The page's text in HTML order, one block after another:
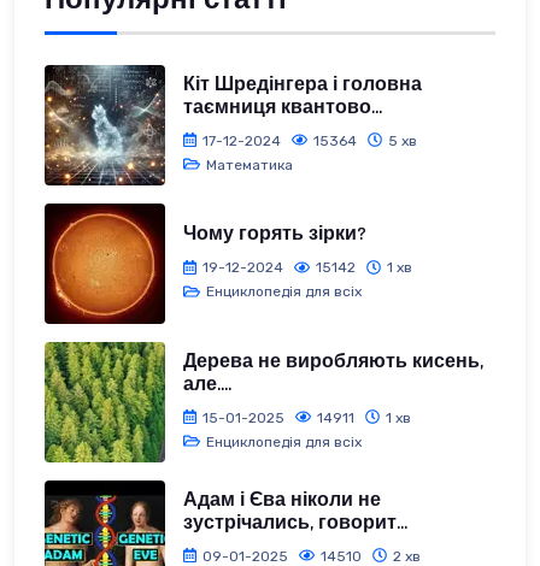
Кіт Шредінгера і головна
таємниця квантово...
17-12-2024 15364
5 хв
Математика
Чому горять зірки?
19-12-2024 15142
1 хв
Енциклопедія для всіх
Дерева не виробляють кисень,
але....
15-01-2025 14911
1 хв
Енциклопедія для всіх
Адам і Єва ніколи не
зустрічались, говорит...
09-01-2025 14510
2 хв